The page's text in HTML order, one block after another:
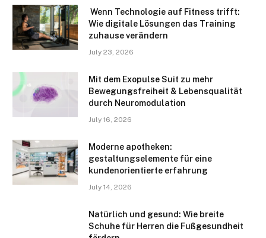
Wenn Technologie auf Fitness trifft:
Wie digitale Lösungen das Training
zuhause verändern
July 23, 2026
Mit dem Exopulse Suit zu mehr
Bewegungsfreiheit & Lebensqualität
durch Neuromodulation
July 16, 2026
Moderne apotheken:
gestaltungselemente für eine
kundenorientierte erfahrung
July 14, 2026
Natürlich und gesund: Wie breite
Schuhe für Herren die Fußgesundheit